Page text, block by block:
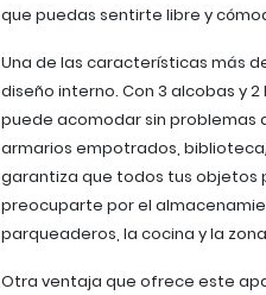
que puedas sentirte libre y
Una de las características más
diseño interno. Con 3 alcobas y
puede acomodar sin problemas
armarios empotrados,
garantiza que todos tus objetos
preocuparte por el
parqueaderos, la cocina y la
Otra ventaja que ofrece este